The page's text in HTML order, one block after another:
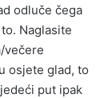
odluče čega
Naglasite
večere
osjete glad, to
put ipak